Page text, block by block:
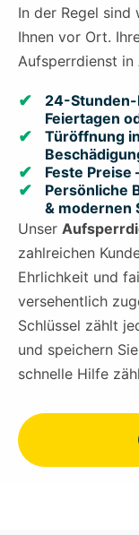
In der Regel
Ihnen vor Ort.
Aufsperrdienst in
24-Stunden-
Feiertagen
Türöffnung
Feste Preise
Persönliche
& modernen
Unser
zahlreichen
Ehrlichkeit und
versehentlich
Schlüssel zählt
und speichern
schnelle Hilfe